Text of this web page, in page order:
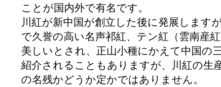
ことが国内外で有名です。
川紅が新中国が創立した後に発展します
で久誉の高い名声祁紅、テン紅（雲南産
美しいとされ、正山小種にかえて中国の
紹介されることもありますが、川紅の生
の名残かどうか定かではありません。